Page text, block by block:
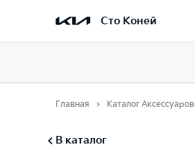
Сто Коней
Главная Каталог Аксессуаров
В каталог